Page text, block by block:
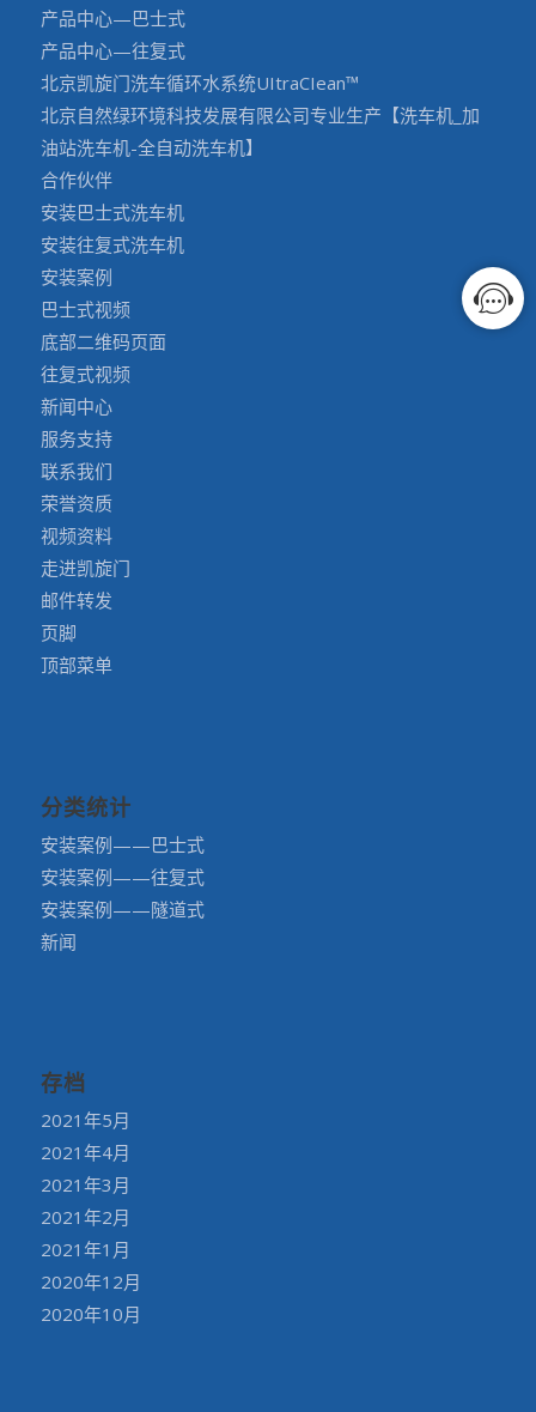
产品中心—巴士式
产品中心—往复式
北京凯旋门洗车循环水系统UItraCIean™
北京自然绿环境科技发展有限公司专业生产【洗车机_加
油站洗车机-全自动洗车机】
合作伙伴
安装巴士式洗车机
安装往复式洗车机
安装案例
巴士式视频
底部二维码页面
往复式视频
新闻中心
服务支持
联系我们
荣誉资质
视频资料
走进凯旋门
邮件转发
页脚
顶部菜单
分类统计
安装案例——巴士式
安装案例——往复式
安装案例——隧道式
新闻
存档
2021年5月
2021年4月
2021年3月
2021年2月
2021年1月
2020年12月
2020年10月